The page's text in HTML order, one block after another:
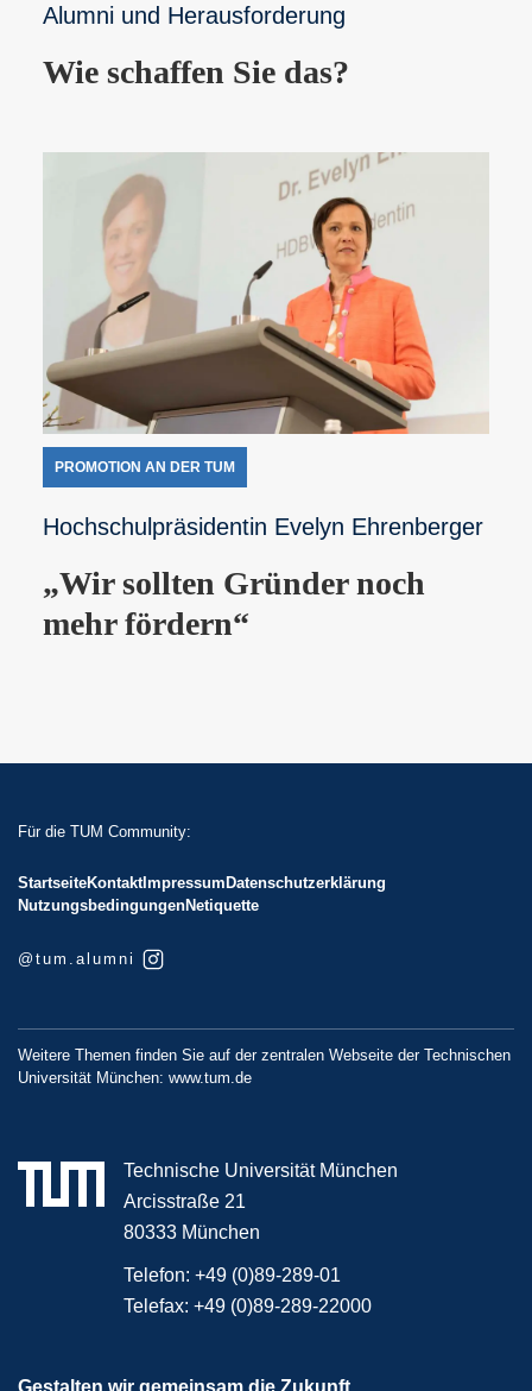
Alumni und Herausforderung
Wie schaffen Sie das?
PROMOTION AN DER TUM
Hochschulpräsidentin Evelyn Ehrenberger
„Wir sollten Gründer noch
mehr fördern“
Für die TUM Community:
StartseiteKontaktImpressumDatenschutzerklärung
NutzungsbedingungenNetiquette
@tum.alumni
Weitere Themen finden Sie auf der zentralen Webseite der Technischen
Universität München: www.tum.de
Technische Universität München
Arcisstraße 21
80333 München
Telefon: +49 (0)89-289-01
Telefax: +49 (0)89-289-22000
Gestalten wir gemeinsam die Zukunft.